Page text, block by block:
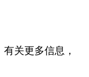
）
关更多信息，